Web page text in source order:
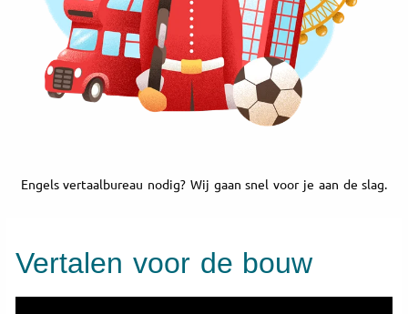
Engels vertaalbureau nodig? Wij gaan snel voor je aan de slag.
Vertalen voor de bouw